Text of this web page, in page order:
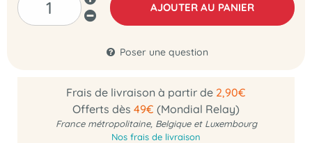
AJOUTER AU PANIER
Poser une question
Frais de livraison à partir de 2,90€
Offerts dès 49€ (Mondial Relay)
France métropolitaine, Belgique et Luxembourg
Nos frais de livraison